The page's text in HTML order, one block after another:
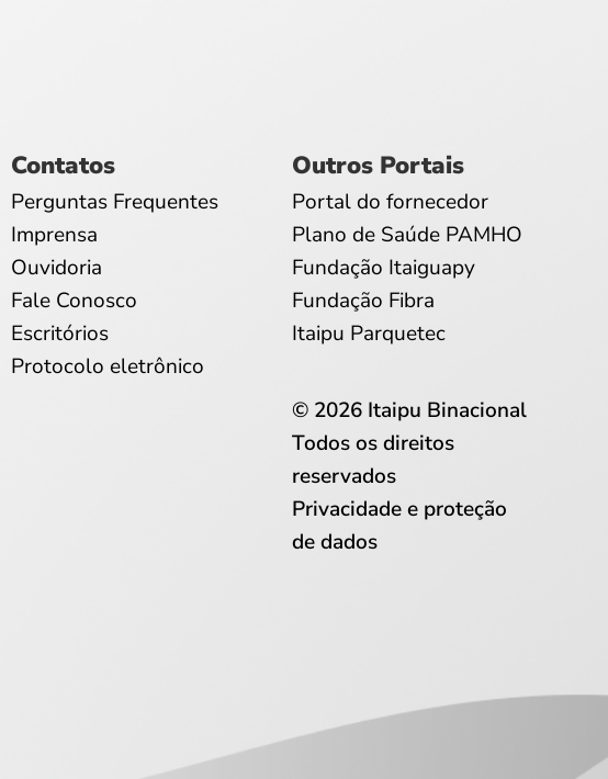
Contatos
Perguntas Frequentes
Imprensa
Ouvidoria
Fale Conosco
Escritórios
Protocolo eletrônico
Outros Portais
Portal do fornecedor
Plano de Saúde PAMHO
Fundação Itaiguapy
Fundação Fibra
Itaipu Parquetec
© 2026 Itaipu Binacional
Todos os direitos
reservados
Privacidade e proteção
de dados